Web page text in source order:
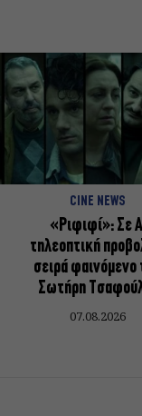
CINE NEWS
«Ριφιφί»: Σε
τηλεοπτική
σειρά φαινόμενο
Σωτήρη
07.08.2026